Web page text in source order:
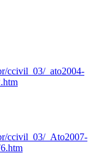
ccivil_03/_ato2004-
ccivil_03/_Ato2007-